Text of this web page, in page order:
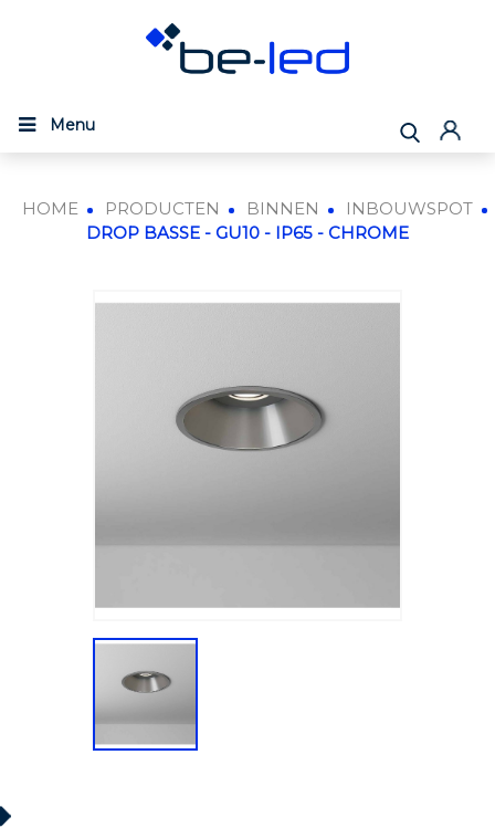
Menu
HOME PRODUCTEN BINNEN
INBOUWSPOT
DROP BASSE - GU10 - IP65 - CHROME